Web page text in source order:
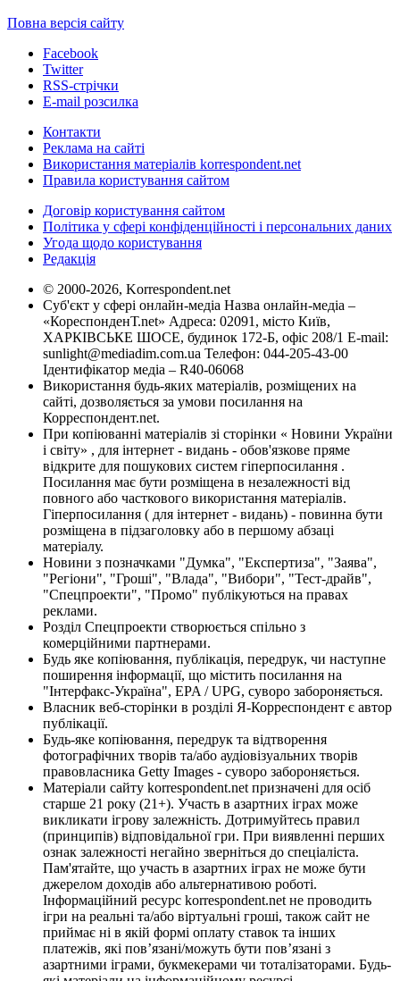
Повна версія сайту
Facebook
Twitter
RSS-стрічки
E-mail розсилка
Контакти
Реклама на сайті
Використання матеріалів korrespondent.net
Правила користування сайтом
Договір користування сайтом
Політика у сфері конфіденційності і персональних даних
Угода щодо користування
Редакція
© 2000-2026, Korrespondent.net
Суб'єкт у сфері онлайн-медіа Назва онлайн-медіа –
«КореспонденТ.net» Адреса: 02091, місто Київ,
ХАРКІВСЬКЕ ШОСЕ, будинок 172-Б, офіс 208/1 E-mail:
sunlight@mediadim.com.ua Телефон: 044-205-43-00
Ідентифікатор медіа – R40-06068
Використання будь-яких матеріалів, розміщених на
сайті, дозволяється за умови посилання на
Корреспондент.net.
При копіюванні матеріалів зі сторінки « Новини України
і світу» , для інтернет - видань - обов'язкове пряме
відкрите для пошукових систем гіперпосилання .
Посилання має бути розміщена в незалежності від
повного або часткового використання матеріалів.
Гіперпосилання ( для інтернет - видань) - повинна бути
розміщена в підзаголовку або в першому абзаці
матеріалу.
Новини з позначками "Думка", "Експертиза", "Заява",
"Регіони", "Гроші", "Влада", "Вибори", "Тест-драйв",
"Спецпроекти", "Промо" публікуються на правах
реклами.
Розділ Спецпроекти створюється спільно з
комерційними партнерами.
Будь яке копіювання, публікація, передрук, чи наступне
поширення інформації, що містить посилання на
"Інтерфакс-Україна", EPA / UPG, суворо забороняється.
Власник веб-сторінки в розділі Я-Корреспондент є автор
публікації.
Будь-яке копіювання, передрук та відтворення
фотографічних творів та/або аудіовізуальних творів
правовласника Getty Images - суворо забороняється.
Матеріали сайту korrespondent.net призначені для осіб
старше 21 року (21+). Участь в азартних іграх може
викликати ігрову залежність. Дотримуйтесь правил
(принципів) відповідальної гри. При виявленні перших
ознак залежності негайно зверніться до спеціаліста.
Пам'ятайте, що участь в азартних іграх не може бути
джерелом доходів або альтернативою роботі.
Інформаційний ресурс korrespondent.net не проводить
ігри на реальні та/або віртуальні гроші, також сайт не
приймає ні в якій формі оплату ставок та інших
платежів, які пов’язані/можуть бути пов’язані з
азартними іграми, букмекерами чи тоталізаторами. Будь-